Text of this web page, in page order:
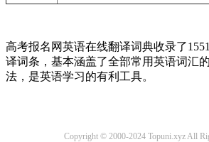
高考报名网英语在线翻译词典收录了
译词条，基本涵盖了全部常用英语词汇
法，是英语学习的有利工具。
Copyright © 2000-2024 Topuni.xyz All